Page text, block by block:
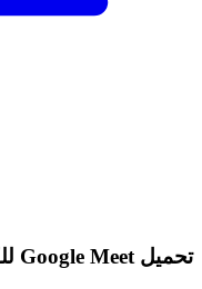
تحميل Google Meet للكمبيوتر ويندوز 2026